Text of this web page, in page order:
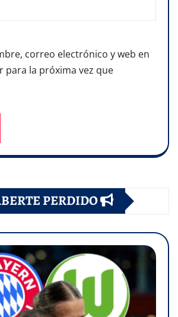
correo electrónico y web en
para la próxima vez que
PERDIDO